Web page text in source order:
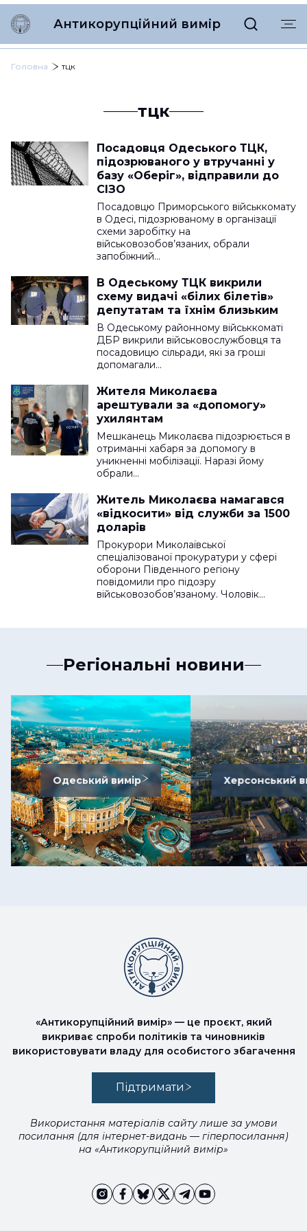
Антикорупційний вимір
Головна тцк
тцк
Посадовця Одеського ТЦК,
підозрюваного у втручанні у
базу «Оберіг», відправили до
СІЗО
Посадовцю Приморського військкомату
в Одесі, підозрюваному в організації
схеми заробітку на
військовозобов’язаних, обрали
запобіжний…
В Одеському ТЦК викрили
схему видачі «білих білетів»
депутатам та їхнім близьким
В Одеському районному військкоматі
ДБР викрили військовослужбовця та
посадовицю сільради, які за гроші
допомагали…
Жителя Миколаєва
арештували за «допомогу»
ухилянтам
Мешканець Миколаєва підозрюється в
отриманні хабаря за допомогу в
уникненні мобілізації. Наразі йому
обрали…
Житель Миколаєва намагався
«відкосити» від служби за 1500
доларів
Прокурори Миколаївської
спеціалізованої прокуратури у сфері
оборони Південного регіону
повідомили про підозру
військовозобов’язаному. Чоловік…
Регіональні новини
Одеський вимір Херсонський
«Антикорупційний вимір» — це проєкт, який
викриває спроби політиків та чиновників
використовувати владу для особистого збагачення
Підтримати
Використання матеріалів сайту лише за умови
посилання (для інтернет-видань — гіперпосилання)
на «Антикорупційний вимір»